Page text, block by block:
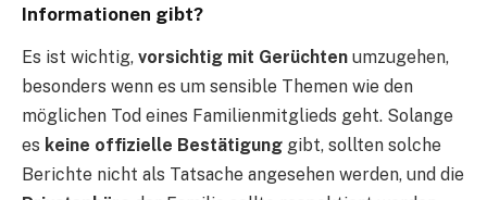
Informationen gibt?
Es ist wichtig, vorsichtig mit Gerüchten umzugehen,
besonders wenn es um sensible Themen wie den
möglichen Tod eines Familienmitglieds geht. Solange
es keine offizielle Bestätigung gibt, sollten solche
Berichte nicht als Tatsache angesehen werden, und die